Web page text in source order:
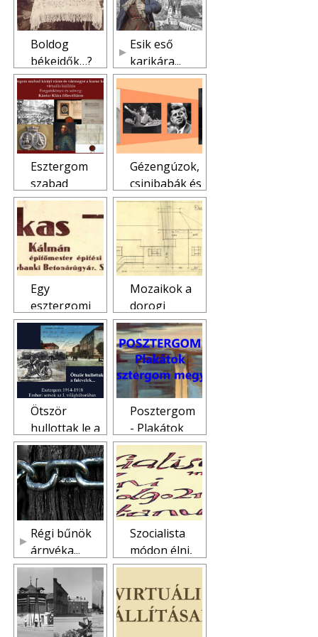
virtuálisan
Boldog
békeidők…?
Esztergom
város és a
vármegye a
19-20. század
fordulóján
Esik eső
karikára...
Esztergom
szabad
királyi város
és vármegye
a kuruc
korban
Gézengúzok,
csinibabák és
csontvázak
szekrényből).
.. Azok a
hatvanas
(hetvenes,
nyolcvanas)
évek
Egy
esztergomi
építési
vállalkozó:
Fazekas
Kálmán
Mozaikok a
dorogi
szénmedenc
e építészeti
terveiből
Ötször
hullottak le a
falevelek...
Emberi
sorsok az I.
világháborúb
an
Esztergom
és Komárom
vármegyébe
n
Posztergom
- Plakátok
Komárom-
Esztergom
megye
múltjából
Régi bűnök
árnyéka...
Szocialista
módon élni,
dolgozni,
tanulni...